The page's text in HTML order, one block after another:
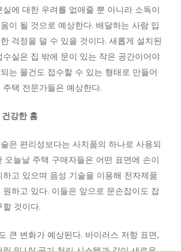
에 대한 우려를 없애줄 뿐 아니라 소독이
이 될 것으로 예상한다. 배달하는 사람 입
걱정을 덜 수 있을 것이다. 새롭게 설치된
실은 집 밖에 문이 있는 작은 공간이어야
는 물건도 접수할 수 있는 형태로 만들어
택 전문가들은 예상한다.
강한 홈
은 편리성보다는 사치품의 하나로 사용되
오늘날 주택 구매자들은 어떤 표면에 손이
고 있으며 음성 기술을 이용해 전자제품
하고 있다. 이들은 앞으로 문손잡이도 잡
것이다.
큰 변화가 예상된다. 바이러스 저항 표면,